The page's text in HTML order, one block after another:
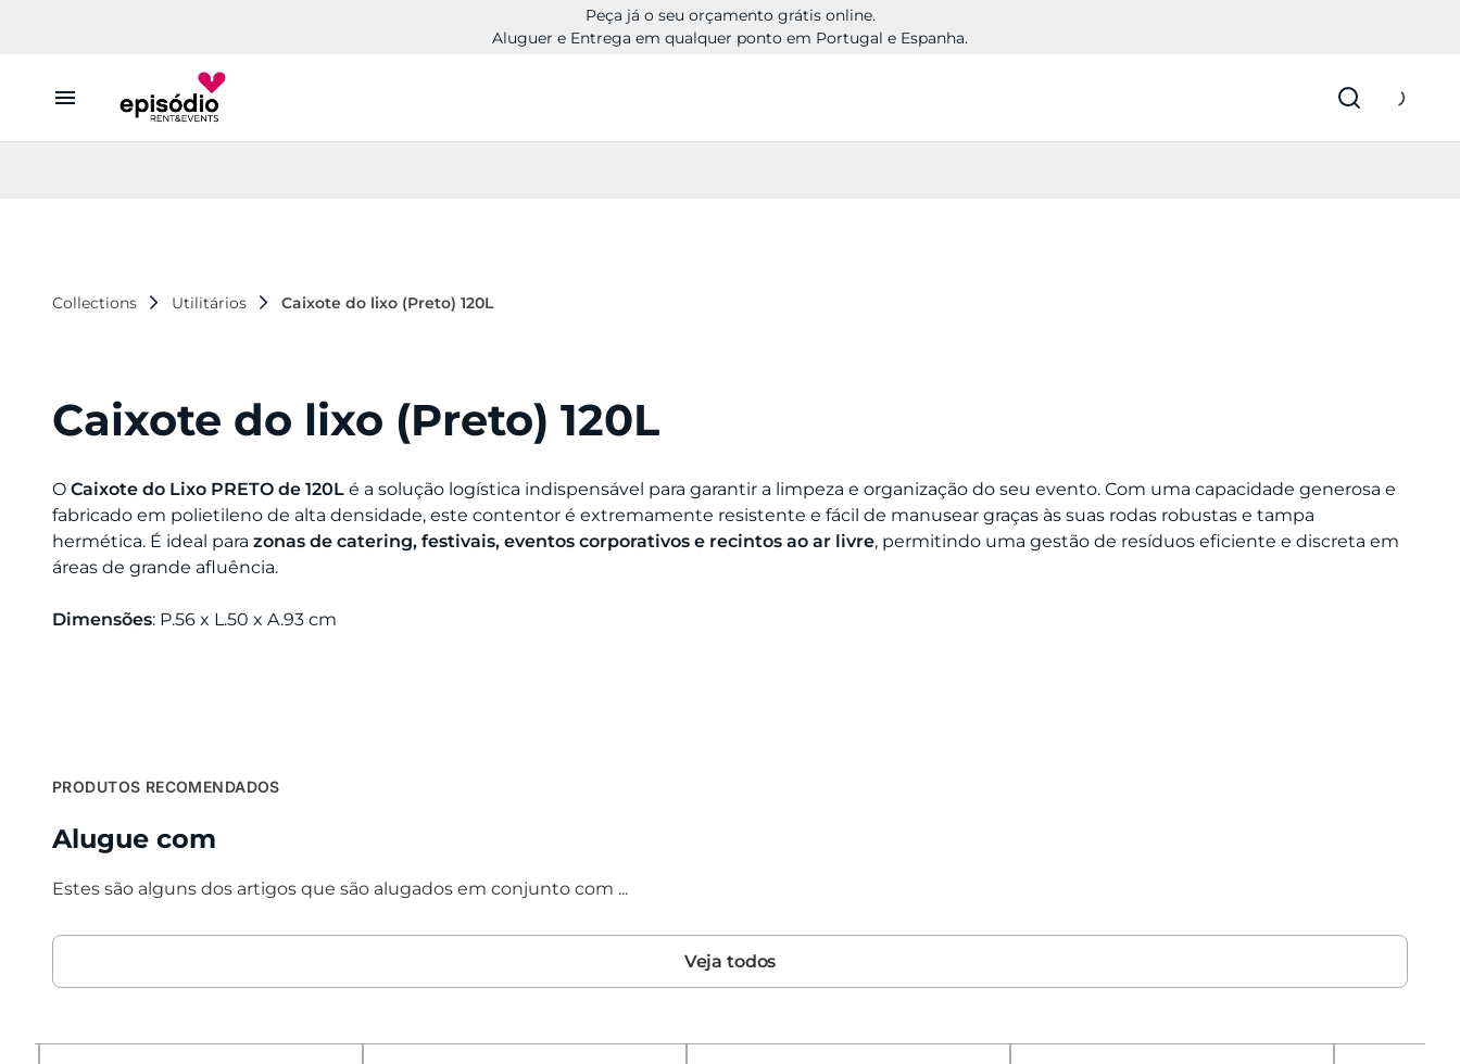
Peça já o seu orçamento grátis online.
Aluguer e Entrega em qualquer ponto em Portugal e Espanha.
Aluguer
Collections Utilitários Caixote do lixo (Preto) 120L
Caixote do lixo (Preto) 120L
O Caixote do Lixo PRETO de 120L é a solução logística indispensável para garantir a limpeza e organização do seu evento. Com uma capacidade generosa e
fabricado em polietileno de alta densidade, este contentor é extremamente resistente e fácil de manusear graças às suas rodas robustas e tampa
hermética. É ideal para zonas de catering, festivais, eventos corporativos e recintos ao ar livre, permitindo uma gestão de resíduos eficiente e discreta em
áreas de grande afluência.
Dimensões: P.56 x L.50 x A.93 cm
PRODUTOS RECOMENDADOS
Alugue com
Estes são alguns dos artigos que são alugados em conjunto com ...
Veja todos